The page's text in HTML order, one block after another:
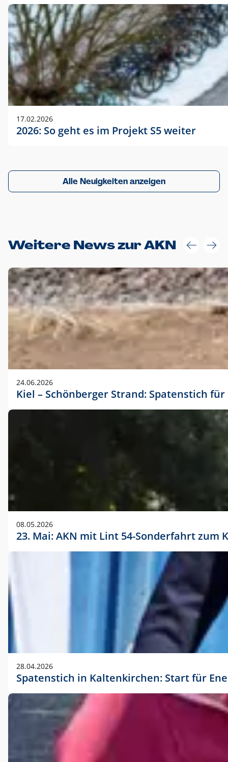
17.02.2026
2026: So geht es im Projekt S5 weiter
Alle Neuigkeiten anzeigen
Weitere News zur AKN
24.06.2026
Kiel – Schönberger Strand: Spatenstich
08.05.2026
23. Mai: AKN mit Lint 54-Sonderfahrt
28.04.2026
Spatenstich in Kaltenkirchen: Start für